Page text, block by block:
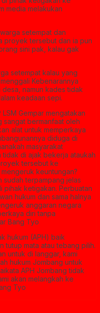
media melakukan
setempat dan
proyek tersebut dan ia pun
sini pak, kalau gak
setempat kalau yang
Kebenarannya
namun kades tidak
keadaan sepi.
Gempar mengatakan
sangat bermanfaat oleh
alat untuk memperkaya
diduga di
masyarakat
tidak di ajak bekerja ataukah
tersebut ke
keuntungan?
sudah terpampang jelas
pihak ketigakan. Perbuatan
hukum dan sama halnya
anggaran negara
diri tanpa
Bang Tyo
hukum (APH) baik
tutup mata atau tebang pilih.
untuk di langgar, kami
hukum Jombang untuk
APH Jombang tidak
akan melangkah ke
Tyo